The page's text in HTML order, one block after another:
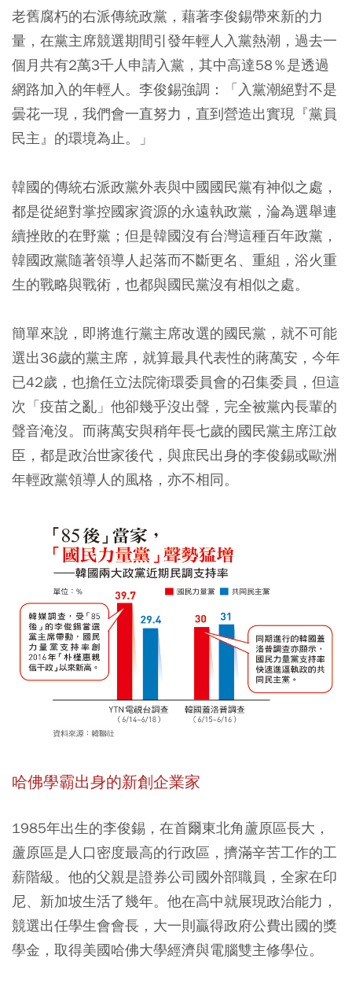
老舊腐朽的右派傳統政黨，藉著李俊錫帶來新的力
量，在黨主席競選期間引發年輕人入黨熱潮，過去一
個月共有2萬3千人申請入黨，其中高達58％是透過
網路加入的年輕人。李俊錫強調：「入黨潮絕對不是
曇花一現，我們會一直努力，直到營造出實現『黨員
民主』的環境為止。」
韓國的傳統右派政黨外表與中國國民黨有神似之處，
都是從絕對掌控國家資源的永遠執政黨，淪為選舉連
續挫敗的在野黨；但是韓國沒有台灣這種百年政黨，
韓國政黨隨著領導人起落而不斷更名、重組，浴火重
生的戰略與戰術，也都與國民黨沒有相似之處。
簡單來說，即將進行黨主席改選的國民黨，就不可能
選出36歲的黨主席，就算最具代表性的蔣萬安，今年
已42歲，也擔任立法院衛環委員會的召集委員，但這
次「疫苗之亂」他卻幾乎沒出聲，完全被黨內長輩的
聲音淹沒。而蔣萬安與稍年長七歲的國民黨主席江啟
臣，都是政治世家後代，與庶民出身的李俊錫或歐洲
年輕政黨領導人的風格，亦不相同。
哈佛學霸出身的新創企業家
1985年出生的李俊錫，在首爾東北角蘆原區長大，
蘆原區是人口密度最高的行政區，擠滿辛苦工作的工
薪階級。他的父親是證券公司國外部職員，全家在印
尼、新加坡生活了幾年。他在高中就展現政治能力，
競選出任學生會會長，大一則贏得政府公費出國的獎
學金，取得美國哈佛大學經濟與電腦雙主修學位。